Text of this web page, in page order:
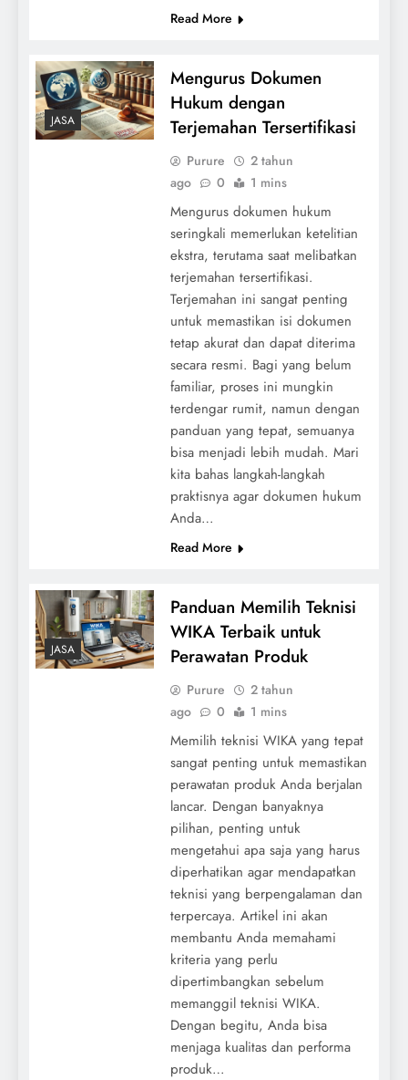
Read More
JASA
Mengurus Dokumen
Hukum dengan
Terjemahan Tersertifikasi
Purure
2 tahun
ago
0 1 mins
Mengurus dokumen hukum
seringkali memerlukan ketelitian
ekstra, terutama saat melibatkan
terjemahan tersertifikasi.
Terjemahan ini sangat penting
untuk memastikan isi dokumen
tetap akurat dan dapat diterima
secara resmi. Bagi yang belum
familiar, proses ini mungkin
terdengar rumit, namun dengan
panduan yang tepat, semuanya
bisa menjadi lebih mudah. Mari
kita bahas langkah-langkah
praktisnya agar dokumen hukum
Anda…
Read More
JASA
Panduan Memilih Teknisi
WIKA Terbaik untuk
Perawatan Produk
Purure
2 tahun
ago
0 1 mins
Memilih teknisi WIKA yang tepat
sangat penting untuk memastikan
perawatan produk Anda berjalan
lancar. Dengan banyaknya
pilihan, penting untuk
mengetahui apa saja yang harus
diperhatikan agar mendapatkan
teknisi yang berpengalaman dan
terpercaya. Artikel ini akan
membantu Anda memahami
kriteria yang perlu
dipertimbangkan sebelum
memanggil teknisi WIKA.
Dengan begitu, Anda bisa
menjaga kualitas dan performa
produk…